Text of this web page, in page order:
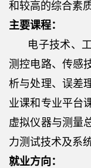
和较高的综合素质
主要课程：
电子技术、
测控电路、传感
析与处理、误差
业课和专业平台
虚拟仪器与测量
力测试技术及系
就业方向：